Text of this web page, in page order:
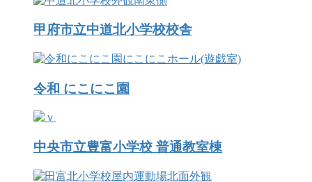
甲府市立中道北小学校校舎
令和 にこにこ園
中央市立豊富小学校 普通教室棟